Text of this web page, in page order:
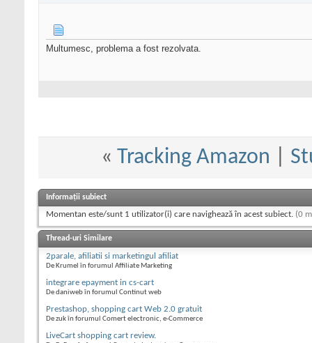
Multumesc, problema a fost rezolvata.
« Tracking Amazon
Informații subiect
Momentan este/sunt 1 utilizator(i) care navighează în acest subiect. (0
Thread-uri Similare
2parale, afiliatii si marketingul afiliat
De Krumel în forumul Affiliate Marketing
integrare epayment in cs-cart
De daniweb în forumul Continut web
Prestashop, shopping cart Web 2.0 gratuit
De zuk în forumul Comert electronic, e-Commerce
LiveCart shopping cart review.